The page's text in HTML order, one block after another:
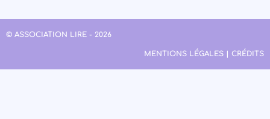
© ASSOCIATION LIRE - 2026
MENTIONS LÉGALES | CRÉDITS